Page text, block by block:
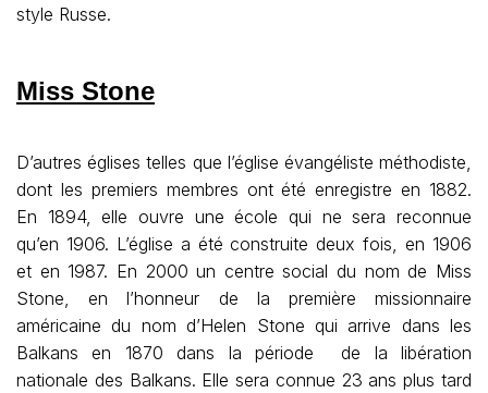
style Russe.
Miss Stone
D’autres églises telles que l’église évangéliste méthodiste,
dont les premiers membres ont été enregistre en 1882.
En 1894, elle ouvre une école qui ne sera reconnue
qu’en 1906. L’église a été construite deux fois, en 1906
et en 1987. En 2000 un centre social du nom de Miss
Stone, en l’honneur de la première missionnaire
américaine du nom d’Helen Stone qui arrive dans les
Balkans en 1870 dans la période de la libération
nationale des Balkans. Elle sera connue 23 ans plus tard